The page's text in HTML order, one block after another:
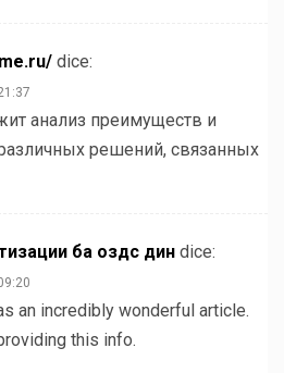
dice:
анализ преимуществ и
решений, связанных
ба оздс дин dice:
an incredibly wonderful article.
this info.